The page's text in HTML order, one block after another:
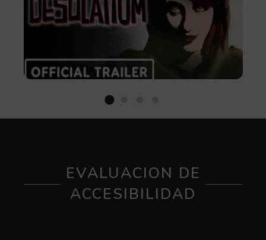
EVALUACION DE
ACCESIBILIDAD